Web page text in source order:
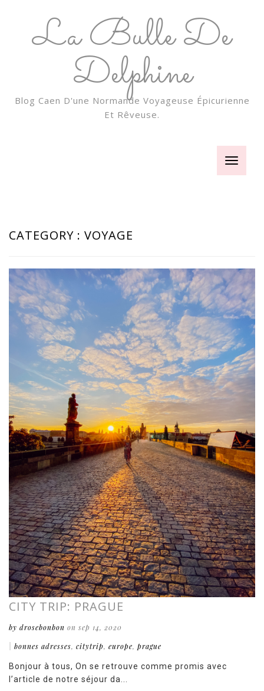
La Bulle De
Delphine
Blog Caen D'une Normande Voyageuse Épicurienne
Et Rêveuse.
Toggle
CATEGORY : VOYAGE
CITY TRIP: PRAGUE
by drosebonbon on sep 14, 2020
bonnes adresses, citytrip, europe, prague
Bonjour à tous, On se retrouve comme promis avec
l’article de notre séjour da...